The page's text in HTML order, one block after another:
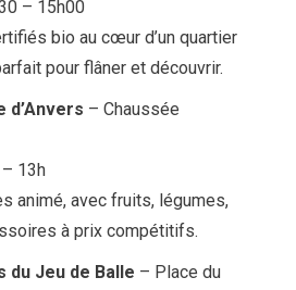
– 15h00
bio au cœur d’un quartier
pour flâner et découvrir.
d’Anvers – Chaussée
13h
animé, avec fruits, légumes,
à prix compétitifs.
du Jeu de Balle – Place du